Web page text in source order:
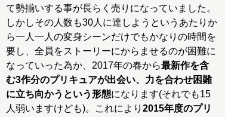
て勢揃いする事が長らく売りになっていました。
しかしその人数も30人に達しようというあたりか
ら一人一人の変身シーンだけでもかなりの時間を
要し、全員をストーリーにからませるのが困難に
なっていった為か、2017年の春から最新作を含
む3作分のプリキュアが出会い、力を合わせ困難
に立ち向かうという形態になります(それでも15
人弱いますけども)。これにより 2015年度のプリ